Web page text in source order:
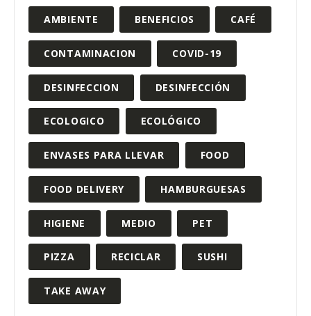
AMBIENTE BENEFICIOS CAFÉ
CONTAMINACION COVID-19
DESINFECCION DESINFECCIÓN
ECOLOGICO ECOLÓGICO
ENVASES PARA LLEVAR FOOD
FOOD DELIVERY HAMBURGUESAS
HIGIENE MEDIO PET
PIZZA RECICLAR SUSHI
TAKE AWAY